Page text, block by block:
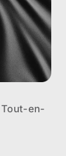
en-